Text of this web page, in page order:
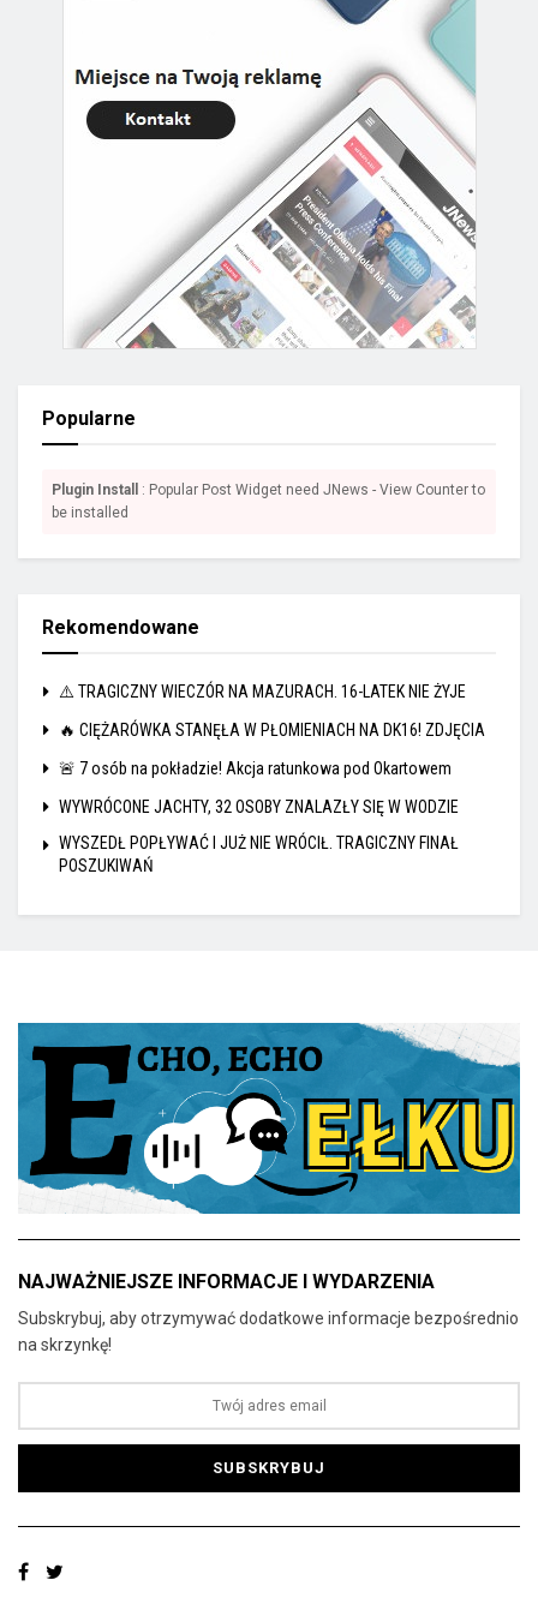
Popularne
Plugin Install
: Popular Post Widget need JNews - View Counter to
be installed
Rekomendowane
⚠️ TRAGICZNY WIECZÓR NA MAZURACH. 16-LATEK NIE ŻYJE
🔥 CIĘŻARÓWKA STANĘŁA W PŁOMIENIACH NA DK16! ZDJĘCIA
🚨 7 osób na pokładzie! Akcja ratunkowa pod Okartowem
WYWRÓCONE JACHTY, 32 OSOBY ZNALAZŁY SIĘ W WODZIE
WYSZEDŁ POPŁYWAĆ I JUŻ NIE WRÓCIŁ. TRAGICZNY FINAŁ
POSZUKIWAŃ
NAJWAŻNIEJSZE INFORMACJE I WYDARZENIA
Subskrybuj, aby otrzymywać dodatkowe informacje bezpośrednio
na skrzynkę!